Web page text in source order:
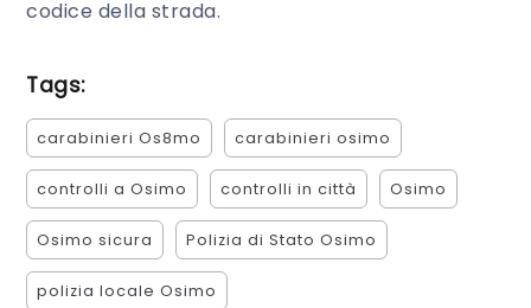
codice della strada.
Tags:
carabinieri Os8mo carabinieri osimo
controlli a Osimo controlli in città Osimo
Osimo sicura Polizia di Stato Osimo
polizia locale Osimo